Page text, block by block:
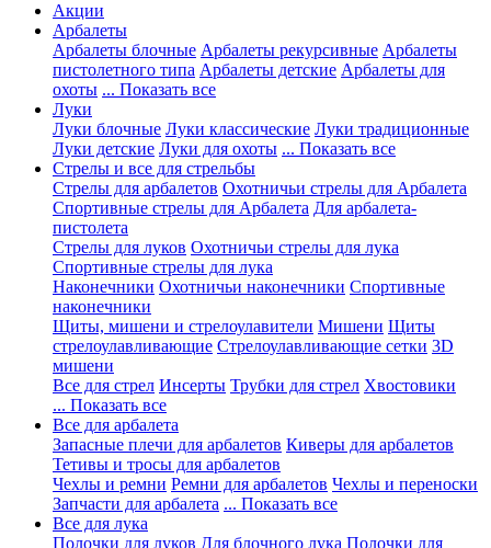
Акции
Арбалеты
Арбалеты блочные Арбалеты рекурсивные Арбалеты
пистолетного типа Арбалеты детские Арбалеты для
охоты ... Показать все
Луки
Луки блочные Луки классические Луки традиционные
Луки детские Луки для охоты ... Показать все
Стрелы и все для стрельбы
Стрелы для арбалетов Охотничьи стрелы для Арбалета
Спортивные стрелы для Арбалета Для арбалета-
пистолета
Стрелы для луков Охотничьи стрелы для лука
Спортивные стрелы для лука
Наконечники Охотничьи наконечники Спортивные
наконечники
Щиты, мишени и стрелоулавители Мишени Щиты
стрелоулавливающие Стрелоулавливающие сетки 3D
мишени
Все для стрел Инсерты Трубки для стрел Хвостовики
... Показать все
Все для арбалета
Запасные плечи для арбалетов Киверы для арбалетов
Тетивы и тросы для арбалетов
Чехлы и ремни Ремни для арбалетов Чехлы и переноски
Запчасти для арбалета ... Показать все
Все для лука
Полочки для луков Для блочного лука Полочки для